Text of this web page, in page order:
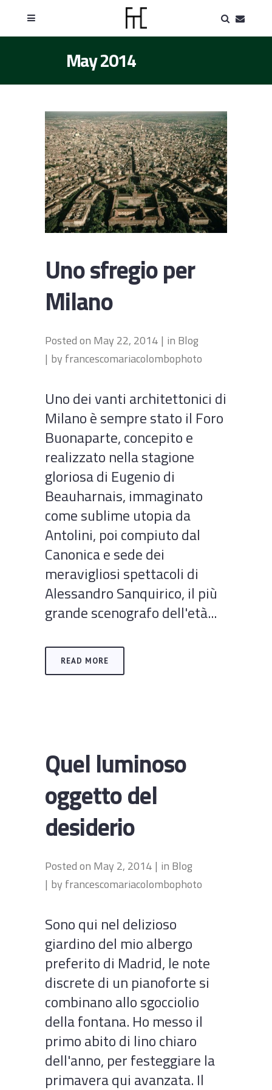
May 2014
Uno sfregio per
Milano
Posted on May 22, 2014 in Blog
by francescomariacolombophoto
Uno dei vanti architettonici di
Milano è sempre stato il Foro
Buonaparte, concepito e
realizzato nella stagione
gloriosa di Eugenio di
Beauharnais, immaginato
come sublime utopia da
Antolini, poi compiuto dal
Canonica e sede dei
meravigliosi spettacoli di
Alessandro Sanquirico, il più
grande scenografo dell'età...
READ MORE
Quel luminoso
oggetto del
desiderio
Posted on May 2, 2014 in Blog
by francescomariacolombophoto
Sono qui nel delizioso
giardino del mio albergo
preferito di Madrid, le note
discrete di un pianoforte si
combinano allo sgocciolio
della fontana. Ho messo il
primo abito di lino chiaro
dell'anno, per festeggiare la
primavera qui avanzata. Il